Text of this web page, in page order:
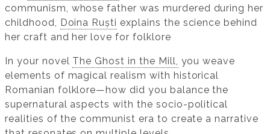
communism, whose father was murdered during her
childhood, Doina Ruști explains the science behind
her craft and her love for folklore
In your novel The Ghost in the Mill, you weave
elements of magical realism with historical
Romanian folklore—how did you balance the
supernatural aspects with the socio-political
realities of the communist era to create a narrative